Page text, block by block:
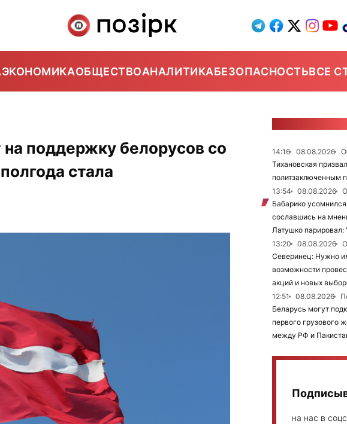
ЭКОНОМИКАОБЩЕСТВОАНАЛИТИКАБЕЗОПАСНОСТЬВСЕ
поддержку белорусов со
стала
14:16 08.08.2026
Тихановская
политзаключенным
13:54
08.08.2026
Бабарико
сославшись на
Латушко парировал:
13:20
08.08.2026
Северинец: Нужно
возможности
акций и новых
12:51
08.08.2026
Беларусь могут
первого грузового
между РФ и
на нас в